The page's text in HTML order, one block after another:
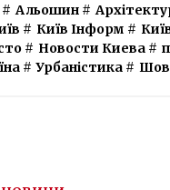
# Альошин #
# Київ Інформ #
# Новости Киева #
# Урбаністика #